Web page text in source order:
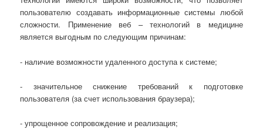
пользователю создавать информационные системы любой
сложности. Применение веб – технологий в медицине
является выгодным по следующим причинам:
- наличие возможности удаленного доступа к системе;
- значительное снижение требований к подготовке
пользователя (за счет использования браузера);
- упрощенное сопровождение и реализация;